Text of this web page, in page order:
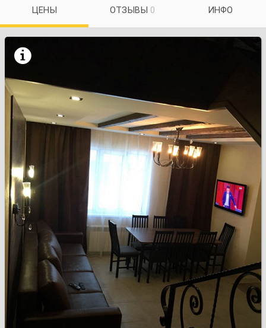
ЦЕНЫ ОТЗЫВЫ 0 ИНФО
